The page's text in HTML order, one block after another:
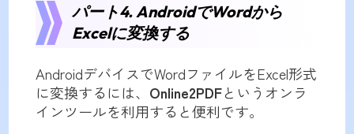
パート4. AndroidでWordから
Excelに変換する
AndroidデバイスでWordファイルをExcel形式
に変換するには、 Online2PDFというオンラ
インツールを利用すると便利です。